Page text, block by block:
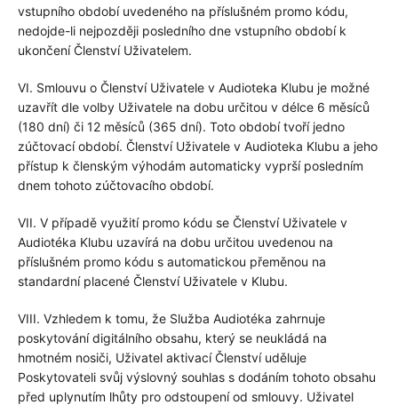
vstupního období uvedeného na příslušném promo kódu,
nedojde-li nejpozději posledního dne vstupního období k
ukončení Členství Uživatelem.
VI. Smlouvu o Členství Uživatele v Audioteka Klubu je možné
uzavřít dle volby Uživatele na dobu určitou v délce 6 měsíců
(180 dní) či 12 měsíců (365 dní). Toto období tvoří jedno
zúčtovací období. Členství Uživatele v Audioteka Klubu a jeho
přístup k členským výhodám automaticky vyprší posledním
dnem tohoto zúčtovacího období.
VII. V případě využití promo kódu se Členství Uživatele v
Audiotéka Klubu uzavírá na dobu určitou uvedenou na
příslušném promo kódu s automatickou přeměnou na
standardní placené Členství Uživatele v Klubu.
VIII. Vzhledem k tomu, že Služba Audiotéka zahrnuje
poskytování digitálního obsahu, který se neukládá na
hmotném nosiči, Uživatel aktivací Členství uděluje
Poskytovateli svůj výslovný souhlas s dodáním tohoto obsahu
před uplynutím lhůty pro odstoupení od smlouvy. Uživatel